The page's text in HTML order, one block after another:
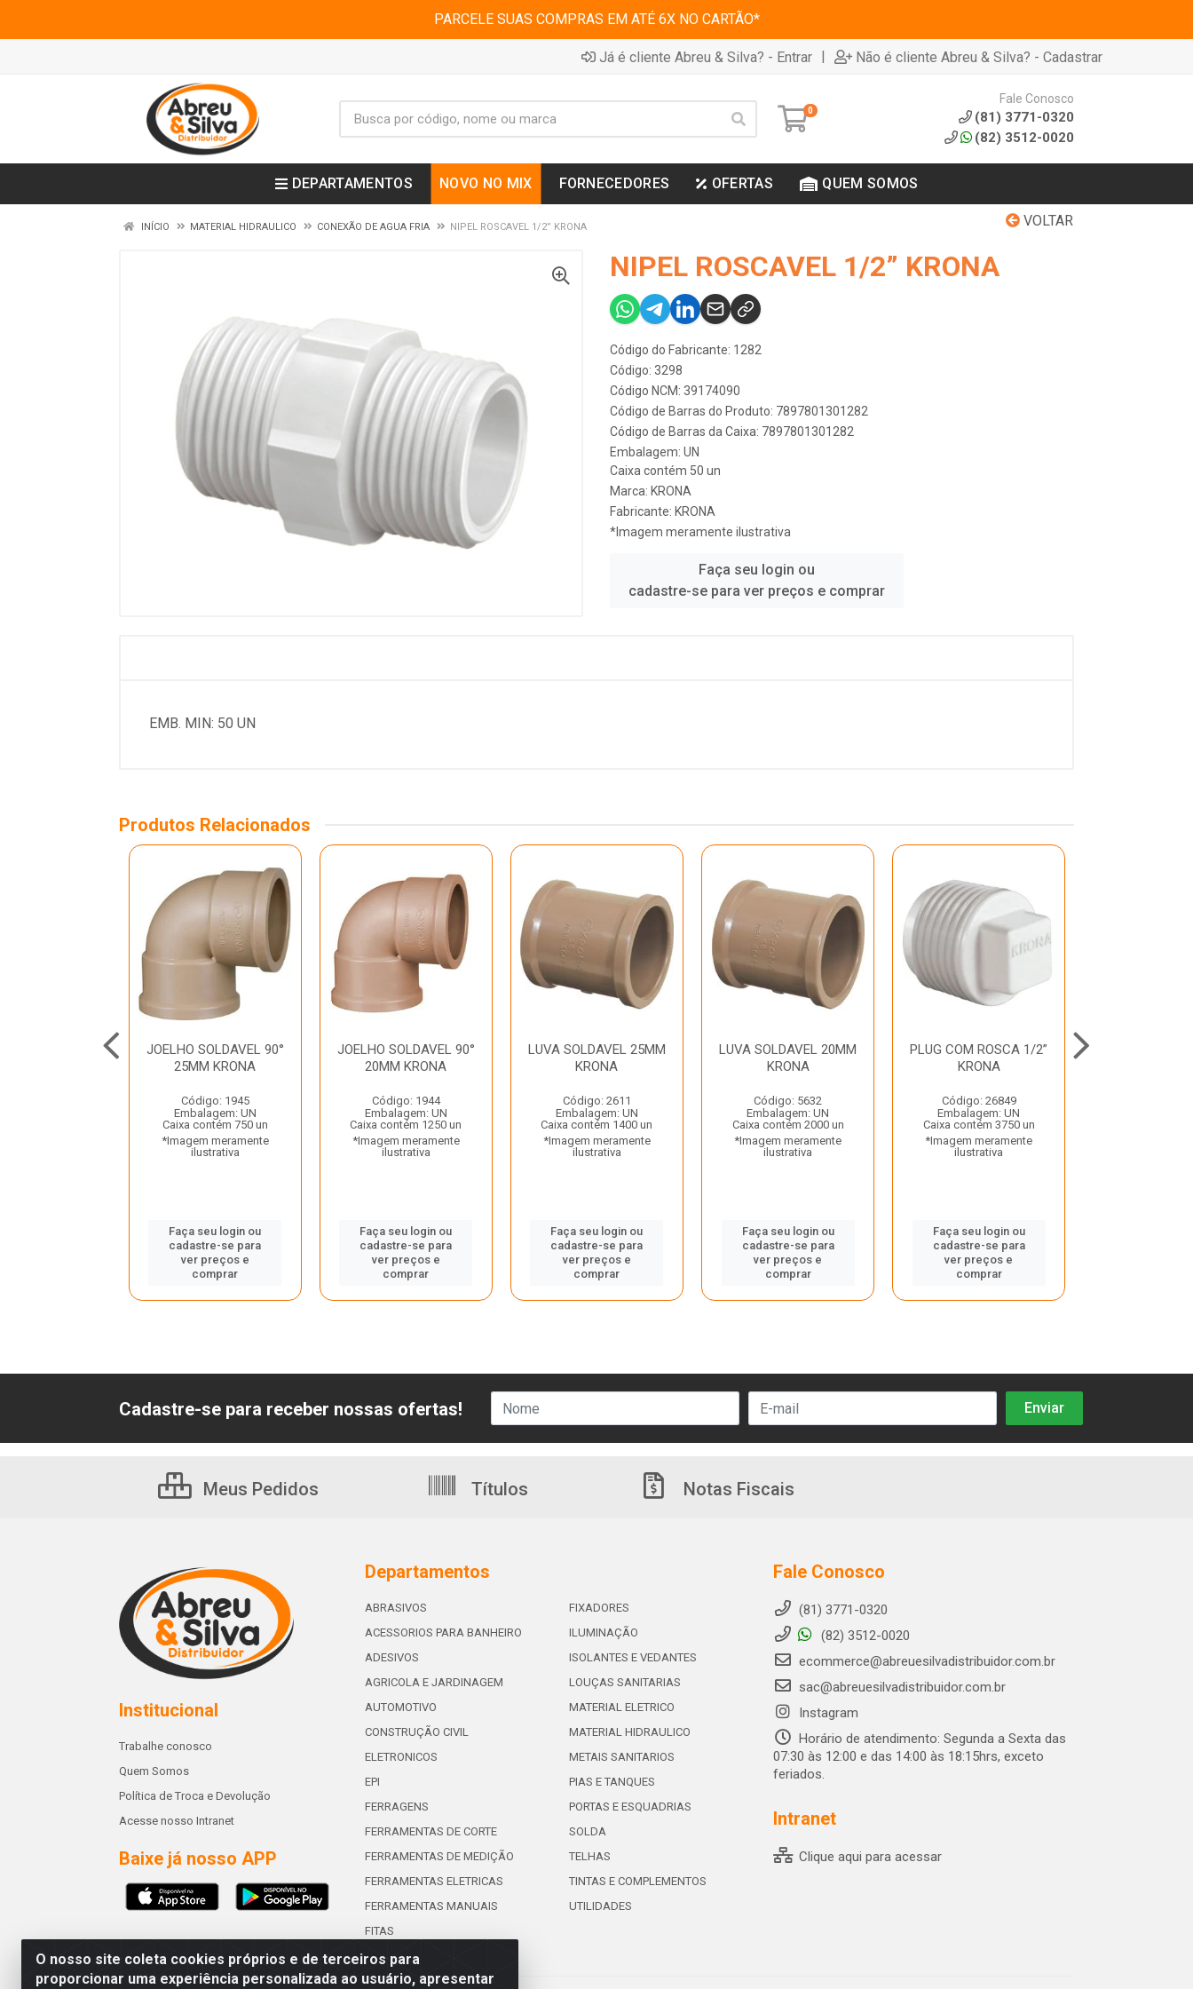
PARCELE SUAS COMPRAS EM ATÉ 6X NO CARTÃO*
Já é cliente Abreu & Silva? - Entrar | Não é cliente Abreu & Silva? - Cadastrar
0
Fale Conosco
(81) 3771-0320
(82) 3512-0020
DEPARTAMENTOS NOVO NO MIX FORNECEDORES OFERTAS QUEM SOMOS
VOLTAR
INÍCIO MATERIAL HIDRAULICO CONEXÃO DE AGUA FRIA NIPEL ROSCAVEL 1/2” KRONA
NIPEL ROSCAVEL 1/2” KRONA
Código do Fabricante: 1282
Código: 3298
Código NCM: 39174090
Código de Barras do Produto: 7897801301282
Código de Barras da Caixa: 7897801301282
Embalagem: UN
Caixa contém 50 un
Marca: KRONA
Fabricante: KRONA
*Imagem meramente ilustrativa
Faça seu login ou
cadastre-se para ver preços e comprar
EMB. MIN: 50 UN
Produtos Relacionados
JOELHO SOLDAVEL 90°
25MM KRONA
Código: 1945
Embalagem: UN
Caixa contém 750 un
*Imagem meramente
ilustrativa
Faça seu login ou
cadastre-se para
ver preços e
comprar
JOELHO SOLDAVEL 90°
20MM KRONA
Código: 1944
Embalagem: UN
Caixa contém 1250 un
*Imagem meramente
ilustrativa
Faça seu login ou
cadastre-se para
ver preços e
comprar
LUVA SOLDAVEL 25MM
KRONA
Código: 2611
Embalagem: UN
Caixa contém 1400 un
*Imagem meramente
ilustrativa
Faça seu login ou
cadastre-se para
ver preços e
comprar
LUVA SOLDAVEL 20MM
KRONA
Código: 5632
Embalagem: UN
Caixa contém 2000 un
*Imagem meramente
ilustrativa
Faça seu login ou
cadastre-se para
ver preços e
comprar
PLUG COM ROSCA 1/2”
KRONA
Código: 26849
Embalagem: UN
Caixa contém 3750 un
*Imagem meramente
ilustrativa
Faça seu login ou
cadastre-se para
ver preços e
comprar
O nosso site coleta cookies próprios e de terceiros para
proporcionar uma experiência personalizada ao usuário, apresentar
Cadastre-se para receber nossas ofertas!
Meus Pedidos Títulos Notas Fiscais
Institucional
Trabalhe conosco
Quem Somos
Política de Troca e Devolução
Acesse nosso Intranet
Baixe já nosso APP
Departamentos
ABRASIVOS
ACESSORIOS PARA BANHEIRO
ADESIVOS
AGRICOLA E JARDINAGEM
AUTOMOTIVO
CONSTRUÇÃO CIVIL
ELETRONICOS
EPI
FERRAGENS
FERRAMENTAS DE CORTE
FERRAMENTAS DE MEDIÇÃO
FERRAMENTAS ELETRICAS
FERRAMENTAS MANUAIS
FITAS
FIXADORES
ILUMINAÇÃO
ISOLANTES E VEDANTES
LOUÇAS SANITARIAS
MATERIAL ELETRICO
MATERIAL HIDRAULICO
METAIS SANITARIOS
PIAS E TANQUES
PORTAS E ESQUADRIAS
SOLDA
TELHAS
TINTAS E COMPLEMENTOS
UTILIDADES
Fale Conosco
(81) 3771-0320
(82) 3512-0020
ecommerce@abreuesilvadistribuidor.com.br
sac@abreuesilvadistribuidor.com.br
Instagram
Horário de atendimento: Segunda a Sexta das
07:30 às 12:00 e das 14:00 às 18:15hrs, exceto
feriados.
Intranet
Clique aqui para acessar